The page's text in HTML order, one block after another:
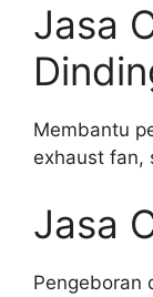
Jasa
Membantu
exhaust fan,
Jasa
Pengeboran